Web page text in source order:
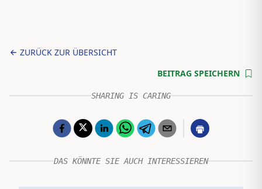
ZURÜCK ZUR ÜBERSICHT
BEITRAG SPEICHERN
SHARING IS CARING
DAS KÖNNTE SIE AUCH INTERESSIEREN